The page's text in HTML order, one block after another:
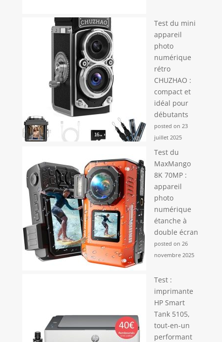
Test du mini
appareil
photo
numérique
rétro
CHUZHAO :
compact et
idéal pour
débutants
posted on 23
juillet 2025
Test du
MaxMango
8K 70MP :
appareil
photo
numérique
étanche à
double écran
posted on 26
novembre 2025
Test :
imprimante
HP Smart
Tank 5105,
tout-en-un
performant